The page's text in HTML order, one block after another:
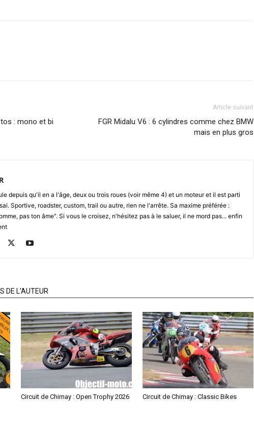
: mono et bi
Article suivant
FGR Midalu V6 : 6 cylindres comme chez BMW
mais en plus gros
depuis qu'il en a l'âge, deux ou trois roues (voir même 4) et un moteur et il est parti
Sportive, roadster, custom, trail ou autre, rien ne l'arrête. Sa maxime préférée :
pas ton âme". Si vous le croisez, n'hésitez pas à le saluer, il ne mord pas... enfin
DE L'AUTEUR
Circuit de Chimay : Open Trophy 2026 Circuit de Chimay : Classic Bikes